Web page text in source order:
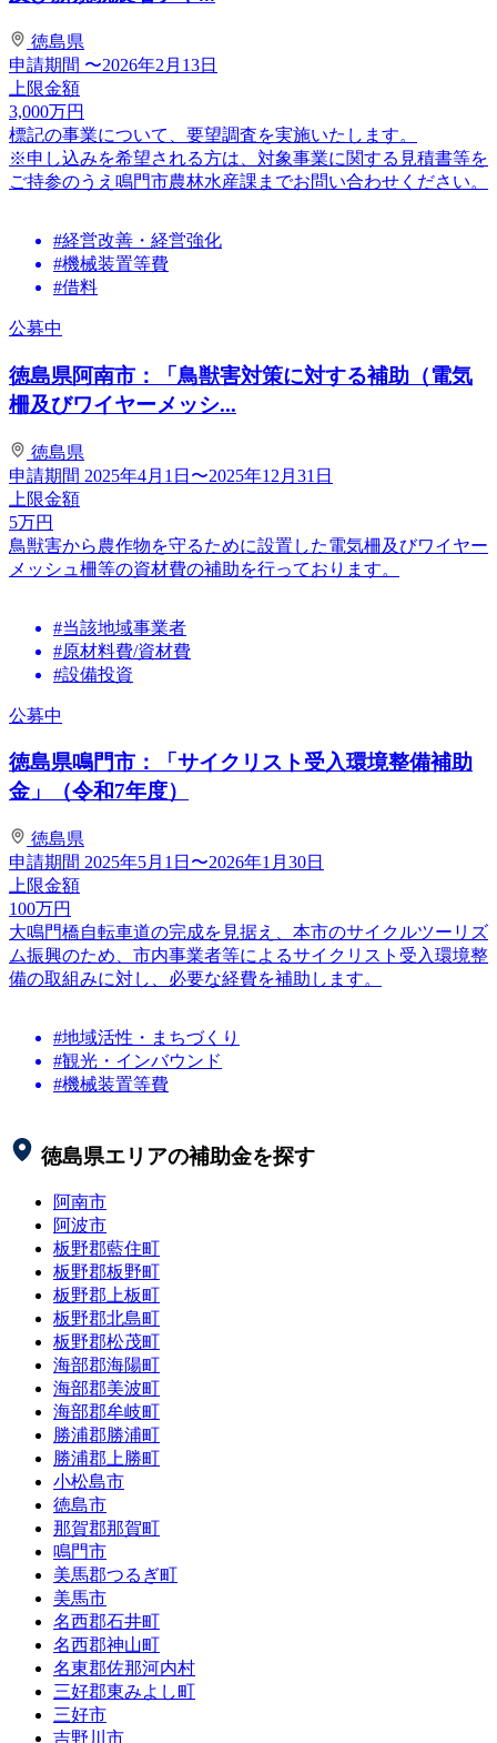
徳島県
申請期間 〜2026年2月13日
上限金額
3,000万円
標記の事業について、要望調査を実施いたします。
※申し込みを希望される方は、対象事業に関する見積書等を
ご持参のうえ鳴門市農林水産課までお問い合わせください。
#経営改善・経営強化
#機械装置等費
#借料
公募中
徳島県阿南市：「鳥獣害対策に対する補助（電気
柵及びワイヤーメッシ...
徳島県
申請期間 2025年4月1日〜2025年12月31日
上限金額
5万円
鳥獣害から農作物を守るために設置した電気柵及びワイヤー
メッシュ柵等の資材費の補助を行っております。
#当該地域事業者
#原材料費/資材費
#設備投資
公募中
徳島県鳴門市：「サイクリスト受入環境整備補助
金」（令和7年度）
徳島県
申請期間 2025年5月1日〜2026年1月30日
上限金額
100万円
大鳴門橋自転車道の完成を見据え、本市のサイクルツーリズ
ム振興のため、市内事業者等によるサイクリスト受入環境整
備の取組みに対し、必要な経費を補助します。
#地域活性・まちづくり
#観光・インバウンド
#機械装置等費
徳島県エリアの補助金を探す
阿南市
阿波市
板野郡藍住町
板野郡板野町
板野郡上板町
板野郡北島町
板野郡松茂町
海部郡海陽町
海部郡美波町
海部郡牟岐町
勝浦郡勝浦町
勝浦郡上勝町
小松島市
徳島市
那賀郡那賀町
鳴門市
美馬郡つるぎ町
美馬市
名西郡石井町
名西郡神山町
名東郡佐那河内村
三好郡東みよし町
三好市
吉野川市